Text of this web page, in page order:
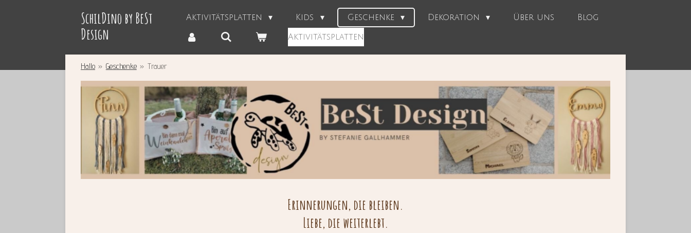
SchilDino by BeSt
Design
Aktivitätsplatten Kids Geschenke Dekoration Über uns Blog
Aktivitätsplatten
Hallo » Geschenke » Trauer
Erinnerungen, die bleiben.
Liebe, die weiterlebt.